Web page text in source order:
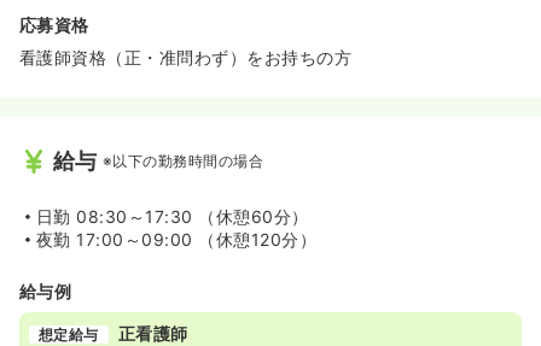
応募資格
看護師資格（正・准問わず）をお持ちの方
給与 ※以下の勤務時間の場合
日勤 08:30～17:30 （休憩60分）
夜勤 17:00～09:00 （休憩120分）
給与例
想定給与 正看護師